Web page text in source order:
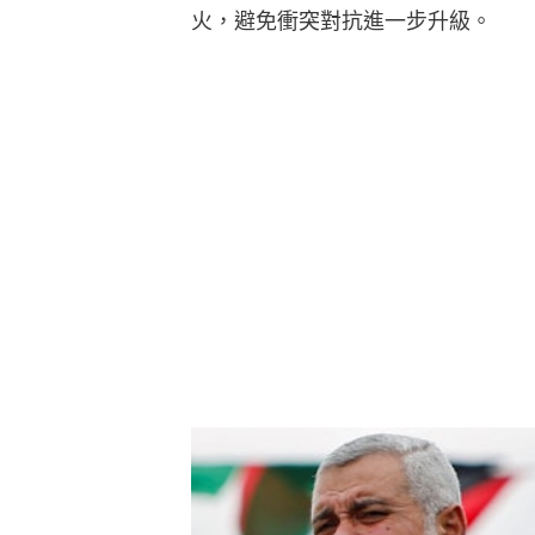
火，避免衝突對抗進一步升級。